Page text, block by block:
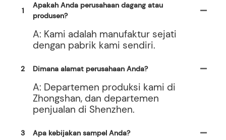
1
Apakah Anda perusahaan dagang atau
produsen?
A: Kami adalah manufaktur sejati
dengan pabrik kami sendiri.
2 Dimana alamat perusahaan Anda?
A: Departemen produksi kami di
Zhongshan, dan departemen
penjualan di Shenzhen.
3 Apa kebijakan sampel Anda?